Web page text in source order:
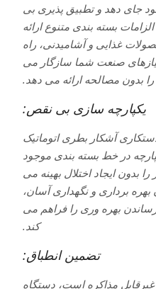
جای دهد و تطبیق پذیری بی
بسته بندی متنوع ارائه
غذایی و آشامیدنی، راه
صنعت شما سازگار می
بدون مصالحه ارائه می دهد.
یکپارچه سازی بی نقص:
آشکار بطری اتوماتیک
در خط بسته بندی موجود
بدون ایجاد اختلال بهینه می
بهره برداری و نگهداری آسان،
بهره وری را فراهم می
کند.
تضمین انطباق:
مذاکره است، دستگاه